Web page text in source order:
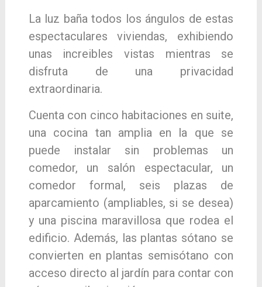
La luz baña todos los ángulos de estas
espectaculares viviendas, exhibiendo
unas increibles vistas mientras se
disfruta de una privacidad
extraordinaria.
Cuenta con cinco habitaciones en suite,
una cocina tan amplia en la que se
puede instalar sin problemas un
comedor, un salón espectacular, un
comedor formal, seis plazas de
aparcamiento (ampliables, si se desea)
y una piscina maravillosa que rodea el
edificio. Además, las plantas sótano se
convierten en plantas semisótano con
acceso directo al jardín para contar con